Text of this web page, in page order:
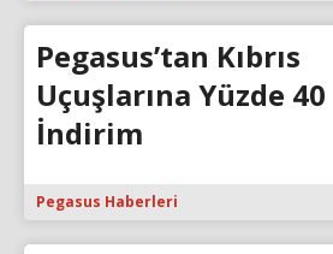
Pegasus’tan Kıbrıs
Uçuşlarına Yüzde 40
İndirim
Pegasus Haberleri